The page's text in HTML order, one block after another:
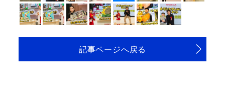
記事ページへ戻る